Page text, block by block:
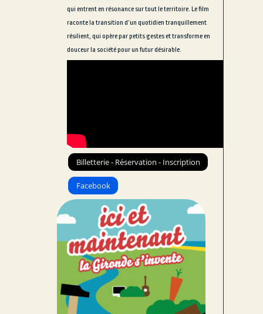
qui entrent en résonance sur tout le territoire. Le film
raconte la transition d’un quotidien tranquillement
résilient, qui opère par petits gestes et transforme en
douceur la société pour un futur désirable.
Billetterie - Réservation - Inscription
Facebook